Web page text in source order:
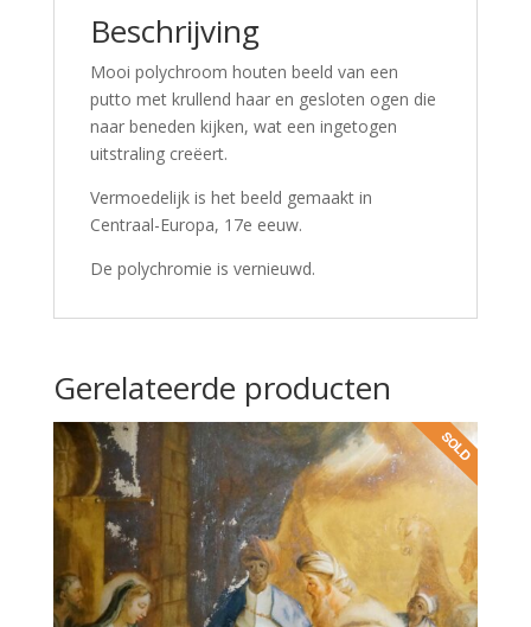
Beschrijving
Mooi polychroom houten beeld van een
putto met krullend haar en gesloten ogen die
naar beneden kijken, wat een ingetogen
uitstraling creëert.
Vermoedelijk is het beeld gemaakt in
Centraal-Europa, 17e eeuw.
De polychromie is vernieuwd.
Gerelateerde producten